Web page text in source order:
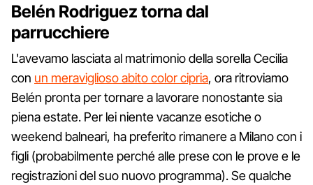
Belén Rodriguez torna dal
parrucchiere
L'avevamo lasciata al matrimonio della sorella Cecilia
con un meraviglioso abito color cipria, ora ritroviamo
Belén pronta per tornare a lavorare nonostante sia
piena estate. Per lei niente vacanze esotiche o
weekend balneari, ha preferito rimanere a Milano con i
figli (probabilmente perché alle prese con le prove e le
registrazioni del suo nuovo programma). Se qualche